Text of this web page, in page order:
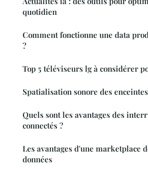
quotidien
Comment fonctionne une data
?
Top 5 téléviseurs lg à considérer
Spatialisation sonore des
Quels sont les avantages des
connectés ?
Les avantages d'une marketplace
données